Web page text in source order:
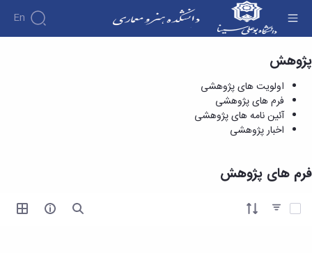
En
فرم های پژوهشی - دانشکده هنر و معماری
پژوهش
اولویت های پژوهشی
فرم های پژوهشی
آئین نامه های پژوهشی
اخبار پژوهشی
فرم های پژوهش
آیتم ها را انتخاب کنید